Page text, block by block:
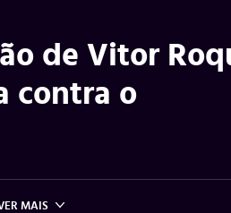
de Vitor
contra o
MAIS